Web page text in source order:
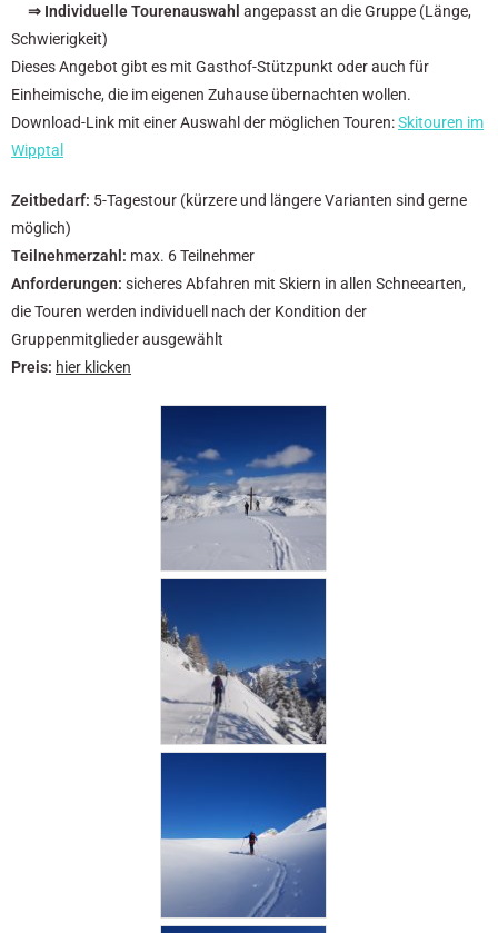
⇒ Individuelle Tourenauswahl angepasst an die Gruppe (Länge,
Schwierigkeit)
Dieses Angebot gibt es mit Gasthof-Stützpunkt oder auch für
Einheimische, die im eigenen Zuhause übernachten wollen.
Download-Link mit einer Auswahl der möglichen Touren:Skitouren im
Wipptal
Zeitbedarf: 5-Tagestour (kürzere und längere Varianten sind gerne
möglich)
Teilnehmerzahl: max. 6 Teilnehmer
Anforderungen: sicheres Abfahren mit Skiern in allen Schneearten,
die Touren werden individuell nach der Kondition der
Gruppenmitglieder ausgewählt
Preis: hier klicken